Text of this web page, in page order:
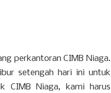
perkantoran CIMB Niaga.
setengah hari ini untuk
CIMB Niaga, kami harus